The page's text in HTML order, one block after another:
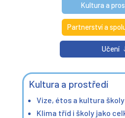
Kultura a
Partnerství a
Učení
Kultura a prostředí
Vize, étos a kultura školy
Klima tříd i školy jako